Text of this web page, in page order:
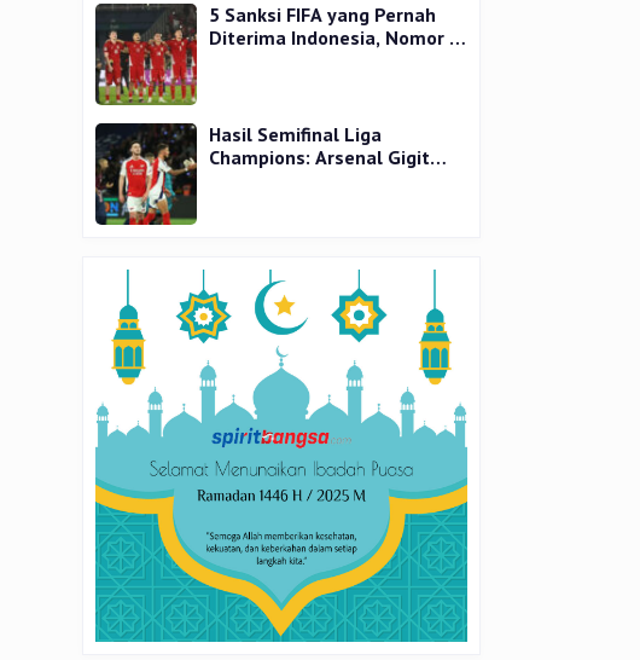
5 Sanksi FIFA yang Pernah
Diterima Indonesia, Nomor 1
Hasil Semifinal Liga
Champions: Arsenal Gigit